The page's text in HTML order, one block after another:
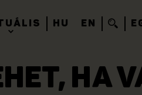
HU EN
HA